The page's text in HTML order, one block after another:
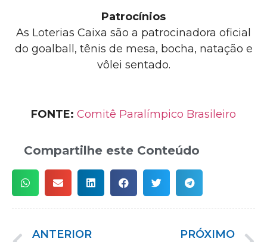
Patrocínios
As Loterias Caixa são a patrocinadora oficial
do goalball, tênis de mesa, bocha, natação e
vôlei sentado.
FONTE: Comitê Paralímpico Brasileiro
Compartilhe este Conteúdo
ANTERIOR
PRÓXIMO